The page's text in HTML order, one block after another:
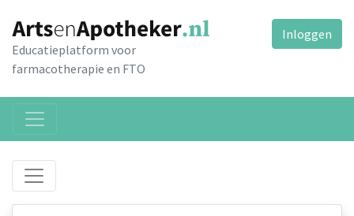
Educatieplatform voor
farmacotherapie en FTO
Inloggen